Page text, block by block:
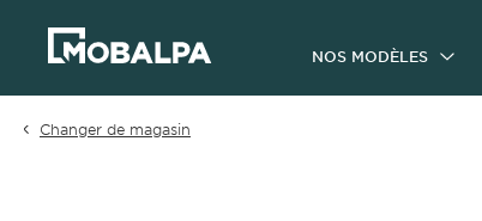
NOS MODÈLES
Changer de magasin